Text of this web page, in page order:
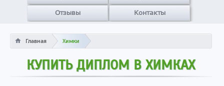
Отзывы Контакты
Главная Химки
КУПИТЬ ДИПЛОМ В ХИМКАХ